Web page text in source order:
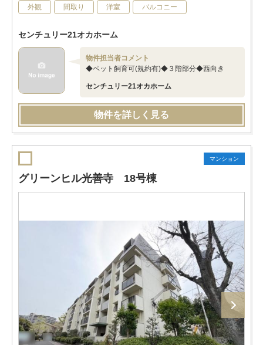
外観 間取り 洋室 バルコニー
センチュリー21オカホーム
物件担当者コメント
◆ペット飼育可(規約有)◆３階部分◆西向き
センチュリー21オカホーム
物件を詳しく見る
マンション
グリーンヒル光善寺 18号棟